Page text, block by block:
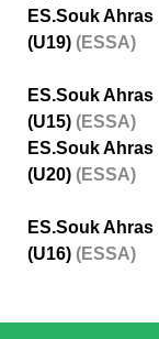
ES.Souk Ahras
(U19) (ESSA)
ES.Souk Ahras
(U15) (ESSA)
ES.Souk Ahras
(U20) (ESSA)
ES.Souk Ahras
(U16) (ESSA)